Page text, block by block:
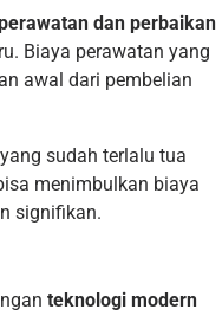
dan perbaikan
Biaya perawatan yang
awal dari pembelian
sudah terlalu tua
menimbulkan biaya
signifikan.
teknologi modern